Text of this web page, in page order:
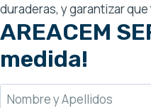
duraderas, y garantizar
AREACEM
medida!